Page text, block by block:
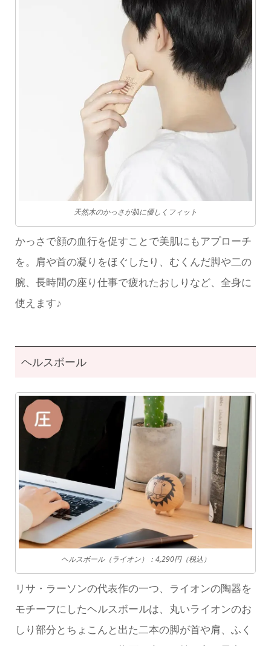
天然木のかっさが肌に優しくフィット
かっさで顔の血行を促すことで美肌にもアプローチ
を。肩や首の凝りをほぐしたり、むくんだ脚や二の
腕、長時間の座り仕事で疲れたおしりなど、全身に
使えます♪
ヘルスボール
ヘルスボール（ライオン）：4,290円（税込）
リサ・ラーソンの代表作の一つ、ライオンの陶器を
モチーフにしたヘルスボールは、丸いライオンのお
しり部分とちょこんと出た二本の脚が首や肩、ふく